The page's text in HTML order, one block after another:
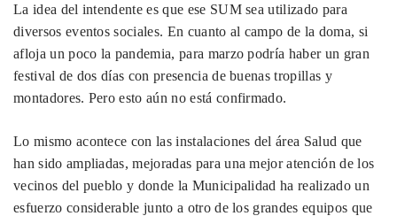
La idea del intendente es que ese SUM sea utilizado para
diversos eventos sociales. En cuanto al campo de la doma, si
afloja un poco la pandemia, para marzo podría haber un gran
festival de dos días con presencia de buenas tropillas y
montadores. Pero esto aún no está confirmado.
Lo mismo acontece con las instalaciones del área Salud que
han sido ampliadas, mejoradas para una mejor atención de los
vecinos del pueblo y donde la Municipalidad ha realizado un
esfuerzo considerable junto a otro de los grandes equipos que